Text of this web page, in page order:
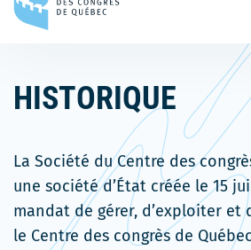
à
HISTORIQUE
La Société du Centre des
une société d’État créée le 15
mandat de gérer, d’exploiter et
le Centre des congrès de